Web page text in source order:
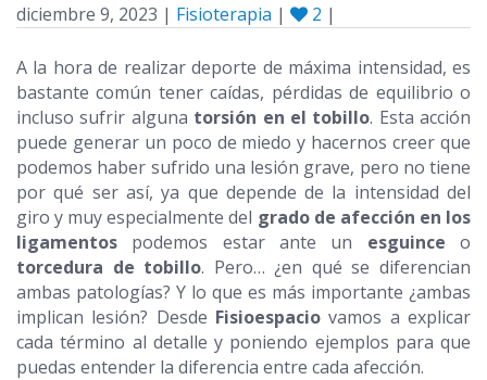
diciembre 9, 2023 | Fisioterapia | 2 |
A la hora de realizar deporte de máxima intensidad, es
bastante común tener caídas, pérdidas de equilibrio o
incluso sufrir alguna torsión en el tobillo. Esta acción
puede generar un poco de miedo y hacernos creer que
podemos haber sufrido una lesión grave, pero no tiene
por qué ser así, ya que depende de la intensidad del
giro y muy especialmente del grado de afección en los
ligamentos podemos estar ante un esguince o
torcedura de tobillo. Pero… ¿en qué se diferencian
ambas patologías? Y lo que es más importante ¿ambas
implican lesión? Desde Fisioespacio vamos a explicar
cada término al detalle y poniendo ejemplos para que
puedas entender la diferencia entre cada afección.